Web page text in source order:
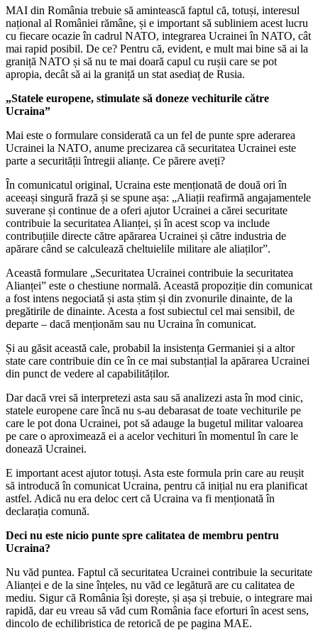
MAI din România trebuie să amintească faptul că, totuși, interesul
național al României rămâne, și e important să subliniem acest lucru
cu fiecare ocazie în cadrul NATO, integrarea Ucrainei în NATO, cât
mai rapid posibil. De ce? Pentru că, evident, e mult mai bine să ai la
graniță NATO și să nu te mai doară capul cu rușii care se pot
apropia, decât să ai la graniță un stat asediaț de Rusia.
„Statele europene, stimulate să doneze vechiturile către
Ucraina”
Mai este o formulare considerată ca un fel de punte spre aderarea
Ucrainei la NATO, anume precizarea că securitatea Ucrainei este
parte a securității întregii alianțe. Ce părere aveți?
În comunicatul original, Ucraina este menționată de două ori în
aceeași singură frază și se spune așa: „Aliații reafirmă angajamentele
suverane și continue de a oferi ajutor Ucrainei a cărei securitate
contribuie la securitatea Alianței, și în acest scop va include
contribuțiile directe către apărarea Ucrainei și către industria de
apărare când se calculează cheltuielile militare ale aliaților”.
Această formulare „Securitatea Ucrainei contribuie la securitatea
Alianței” este o chestiune normală. Această propoziție din comunicat
a fost intens negociată și asta știm și din zvonurile dinainte, de la
pregătirile de dinainte. Acesta a fost subiectul cel mai sensibil, de
departe – dacă menționăm sau nu Ucraina în comunicat.
Și au găsit această cale, probabil la insistența Germaniei și a altor
state care contribuie din ce în ce mai substanțial la apărarea Ucrainei
din punct de vedere al capabilităților.
Dar dacă vrei să interpretezi asta sau să analizezi asta în mod cinic,
statele europene care încă nu s-au debarasat de toate vechiturile pe
care le pot dona Ucrainei, pot să adauge la bugetul militar valoarea
pe care o aproximează ei a acelor vechituri în momentul în care le
donează Ucrainei.
E important acest ajutor totuși. Asta este formula prin care au reușit
să introducă în comunicat Ucraina, pentru că inițial nu era planificat
astfel. Adică nu era deloc cert că Ucraina va fi menționată în
declarația comună.
Deci nu este nicio punte spre calitatea de membru pentru
Ucraina?
Nu văd puntea. Faptul că securitatea Ucrainei contribuie la securitate
Alianței e de la sine înțeles, nu văd ce legătură are cu calitatea de
mediu. Sigur că România își dorește, și așa și trebuie, o integrare mai
rapidă, dar eu vreau să văd cum România face eforturi în acest sens,
dincolo de echilibristica de retorică de pe pagina MAE.